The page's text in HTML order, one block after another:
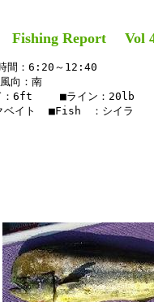
Report Vol
間：6:20～12:40
向：南
6ft 　　■ライン：20lb
ベイト  ■Fish　：シイラ